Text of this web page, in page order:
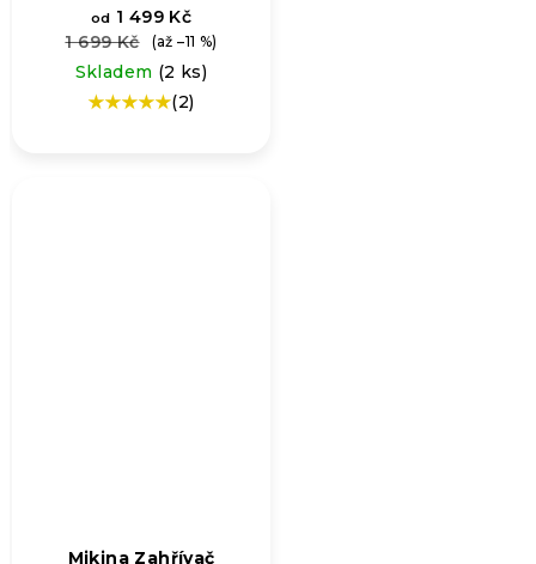
od 1 499 Kč
1 699 Kč
(až –11 %)
Skladem (2 ks)
Průměrné(2)
Mikina Zahřívač